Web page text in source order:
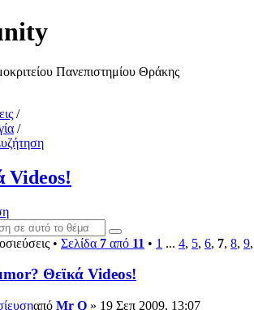
Πανεπιστημίου Θράκης
/
/
Videos!
• Σελίδα 7 από 11 • 1 ... 4, 5, 6, 7, 8, 9,
Θεϊκά Videos!
από Mr Q » 19 Σεπ 2009, 13:07